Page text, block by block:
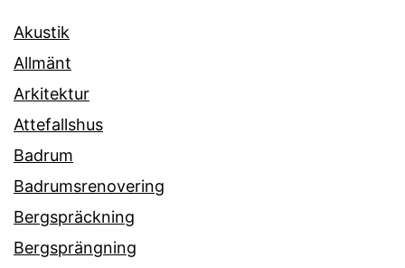
Akustik
Allmänt
Arkitektur
Attefallshus
Badrum
Badrumsrenovering
Bergspräckning
Bergsprängning